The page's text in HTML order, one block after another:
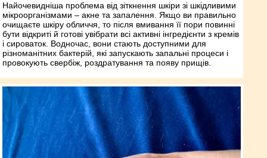
Найочевидніша проблема від зіткнення шкіри зі шкідливими
мікроорганізмами – акне та запалення. Якщо ви правильно
очищаєте шкіру обличчя, то після вмивання її пори повинні
бути відкриті й готові увібрати всі активні інгредієнти з кремів
і сироваток. Водночас, вони стають доступними для
різноманітних бактерій, які запускають запальні процеси і
провокують свербіж, роздратування та появу прищів.